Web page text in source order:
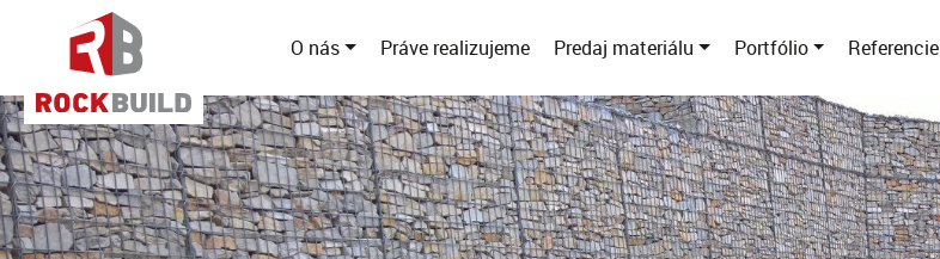
O nás Práve realizujeme Predaj materiálu Portfólio Referencie